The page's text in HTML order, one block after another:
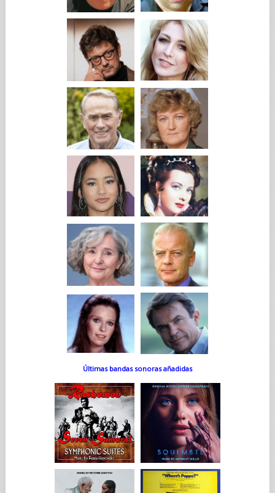
Últimas bandas sonoras añadidas